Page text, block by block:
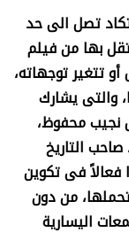
تصل الى حد
بها من فيلم
تتغير توجهاته،
والتى يشارك
نجيب محفوظ،
التاريخ
فعالاً فى تكوين
من دون
اليسارية